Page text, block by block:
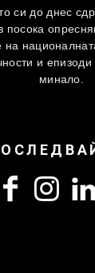
си до днес
посока
на
и
минало.